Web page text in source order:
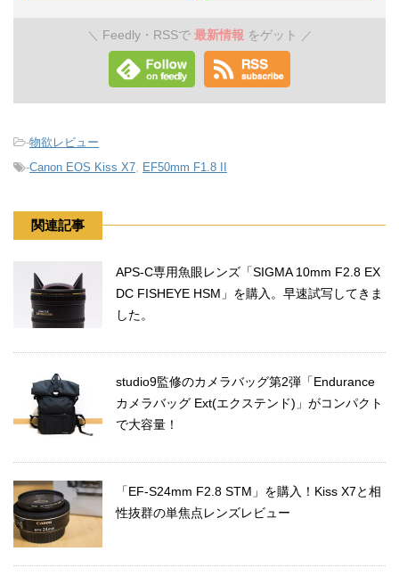
＼ Feedly・RSSで最新情報 をゲット ／
-物欲レビュー
-Canon EOS Kiss X7 EF50mm F1.8 II
関連記事
APS-C専用魚眼レンズ「SIGMA 10mm F2.8 EX
DC FISHEYE HSM」を購入。早速試写してきま
した。
studio9監修のカメラバッグ第2弾「Endurance
カメラバッグ Ext(エクステンド)」がコンパクト
で大容量！
「EF-S24mm F2.8 STM」を購入！Kiss X7と相
性抜群の単焦点レンズレビュー